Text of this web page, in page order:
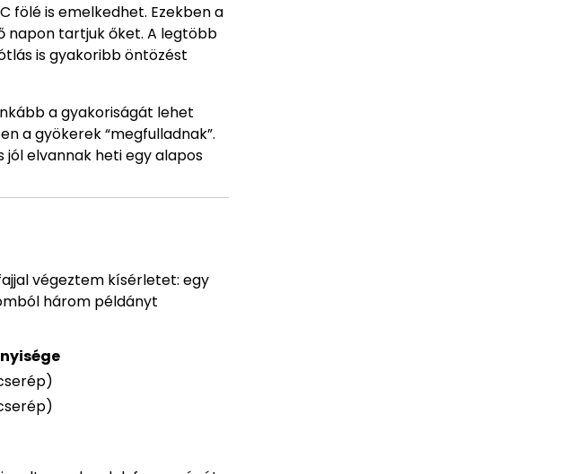
fölé is emelkedhet. Ezekben a
napon tartjuk őket. A legtöbb
is gyakoribb öntözést
a gyakoriságát lehet
a gyökerek “megfulladnak”.
elvannak heti egy alapos
végeztem kísérletet: egy
három példányt